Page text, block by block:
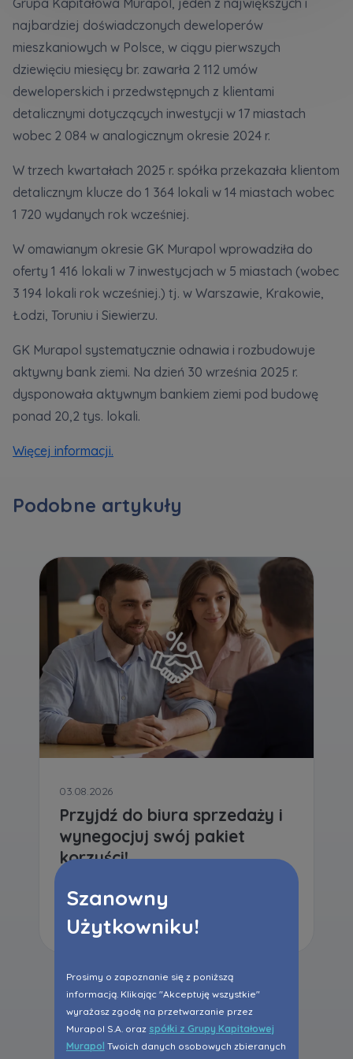
Szanowny
Użytkowniku!
Prosimy o zapoznanie się z poniższą
informacją. Klikając "Akceptuję wszystkie"
wyrażasz zgodę na przetwarzanie przez
Murapol S.A. oraz spółki z Grupy Kapitałowej
Murapol Twoich danych osobowych zbieranych
Grupa Kapitałowa Murapol, jeden z największych i
najbardziej doświadczonych deweloperów
mieszkaniowych w Polsce, w ciągu pierwszych
dziewięciu miesięcy br. zawarła 2 112 umów
deweloperskich i przedwstępnych z klientami
detalicznymi dotyczących inwestycji w 17 miastach
wobec 2 084 w analogicznym okresie 2024 r.
W trzech kwartałach 2025 r. spółka przekazała klientom
detalicznym klucze do 1 364 lokali w 14 miastach wobec
1 720 wydanych rok wcześniej.
W omawianym okresie GK Murapol wprowadziła do
oferty 1 416 lokali w 7 inwestycjach w 5 miastach (wobec
3 194 lokali rok wcześniej.) tj. w Warszawie, Krakowie,
Łodzi, Toruniu i Siewierzu.
GK Murapol systematycznie odnawia i rozbudowuje
aktywny bank ziemi. Na dzień 30 września 2025 r.
dysponowała aktywnym bankiem ziemi pod budowę
ponad 20,2 tys. lokali.
Więcej informacji.
Podobne artykuły
03.08.2026
Przyjdź do biura sprzedaży i
wynegocjuj swój pakiet
korzyści!
Czytaj dalej
Wszystkie aktualności
E-mail
Zamawiam obsługę w języku ukraińskim (Замовляю
контакт українською мовою)
Wyrażam wszystkie zgody
Informujemy, że w trosce o najwyższą jakość i... *
Rozwiń
Wyrażam zgodę na otrzymywanie informacji
handlowych od...
Rozwiń
Każdej osobie przysługuje prawo dostępu do
treści swoich ... *
Zawiadomienia o nabyciu lub posiadaniu znacznego
pakietu akcji proszę wysyłać na
Кожна особа має право отримати доступ до
своїх персональних... *
розширити
Регламент надання електронних послуг товариством гк
Murapol
Зв’яжіться з нами
Wyślij
Wyślij